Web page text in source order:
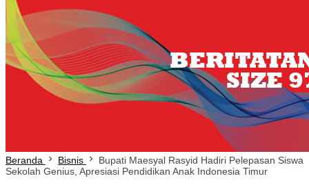
Beranda Bisnis
Bupati Maesyal Rasyid Hadiri Pelepasan Siswa
Sekolah Genius, Apresiasi Pendidikan Anak Indonesia Timur